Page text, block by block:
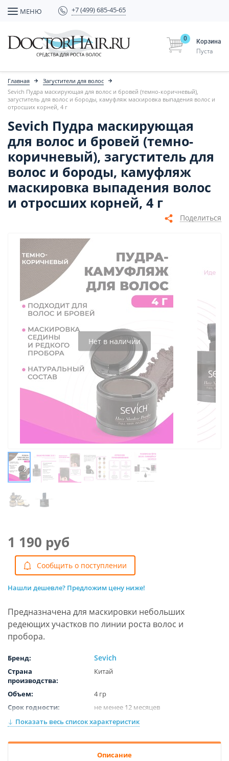
МЕНЮ +7 (499) 685-45-65
Корзина
0
Пуста
Главная
Загустители для волос
Sevich Пудра маскирующая для волос и бровей (темно-коричневый),
загуститель для волос и бороды, камуфляж маскировка выпадения волос и
отросших корней, 4 г
Sevich Пудра маскирующая
для волос и бровей (темно-
коричневый), загуститель для
волос и бороды, камуфляж
маскировка выпадения волос
и отросших корней, 4 г
Поделиться
Нет в наличии
1 190 руб
Cообщить о поступлении
Нашли дешевле? Предложим цену ниже!
Предназначена для маскировки небольших
редеющих участков по линии роста волос и
пробора.
Бренд: Sevich
Страна
производства:
Китай
Объем:
4 гр
Срок годности:
не менее 12 месяцев
Цвет:
Dark brown
Показать весь список характеристик
Описание